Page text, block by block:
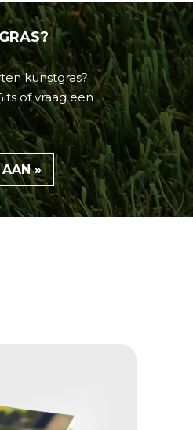
kunstgras?
of vraag een
»